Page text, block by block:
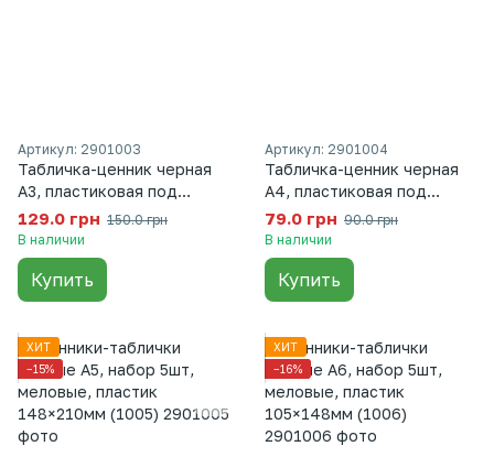
Артикул: 2901003
Табличка-ценник черная
А3, пластиковая под
меловой маркер, 1 шт
(1003)
129.0 грн 150.0 грн
В наличии
Купить
Артикул: 2901004
Табличка-ценник черная
А4, пластиковая под
меловой маркер, 1 шт
(1004)
79.0 грн 90.0 грн
В наличии
Купить
ХИТ
−15%
ХИТ
−16%